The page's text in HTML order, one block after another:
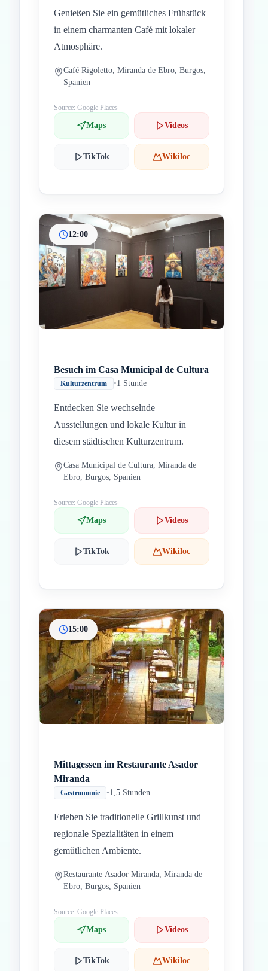
Genießen Sie ein gemütliches Frühstück
in einem charmanten Café mit lokaler
Atmosphäre.
Café Rigoletto, Miranda de Ebro, Burgos,
Spanien
Source: Google Places
Maps Videos
TikTok Wikiloc
12:00
Besuch im Casa Municipal de Cultura
Kulturzentrum •1 Stunde
Entdecken Sie wechselnde
Ausstellungen und lokale Kultur in
diesem städtischen Kulturzentrum.
Casa Municipal de Cultura, Miranda de
Ebro, Burgos, Spanien
Source: Google Places
Maps Videos
TikTok Wikiloc
15:00
Mittagessen im Restaurante Asador
Miranda
Gastronomie •1,5 Stunden
Erleben Sie traditionelle Grillkunst und
regionale Spezialitäten in einem
gemütlichen Ambiente.
Restaurante Asador Miranda, Miranda de
Ebro, Burgos, Spanien
Source: Google Places
Maps Videos
TikTok Wikiloc